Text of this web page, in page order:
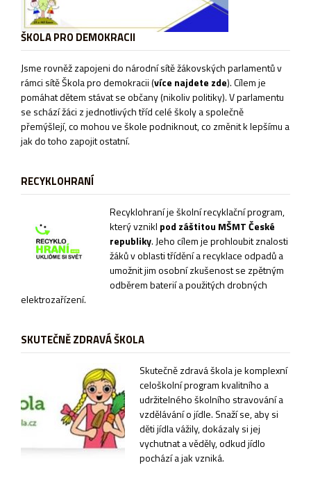
ŠKOLA PRO DEMOKRACII
Jsme rovněž zapojeni do národní sítě žákovských parlamentů v
rámci sítěŠkola pro demokracii(více najdete zde). Cílem je
pomáhat dětem stávat se občany (nikoliv politiky). V parlamentu
se schází žáci z jednotlivých tříd celé školy a společně
přemýšlejí, co mohou ve škole podniknout, co změnit k lepšímu a
jak do toho zapojit ostatní.
RECYKLOHRANÍ
Recyklohraní je školní recyklační program,
který vznikl pod záštitou MŠMT České
republiky. Jeho cílem je prohloubit znalosti
žáků v oblasti třídění a recyklace odpadů a
umožnit jim osobní zkušenost se zpětným
odběrem baterií a použitých drobných
elektrozařízení.
SKUTEČNĚ ZDRAVÁ ŠKOLA
Skutečně zdravá škola je komplexní
celoškolní program kvalitního a
udržitelného školního stravování a
vzdělávání o jídle. Snaží se, aby si
děti jídla vážily, dokázaly si jej
vychutnat a věděly, odkud jídlo
pochází a jak vzniká.